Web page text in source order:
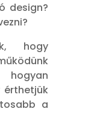
design?
hogy
érthetjük
a